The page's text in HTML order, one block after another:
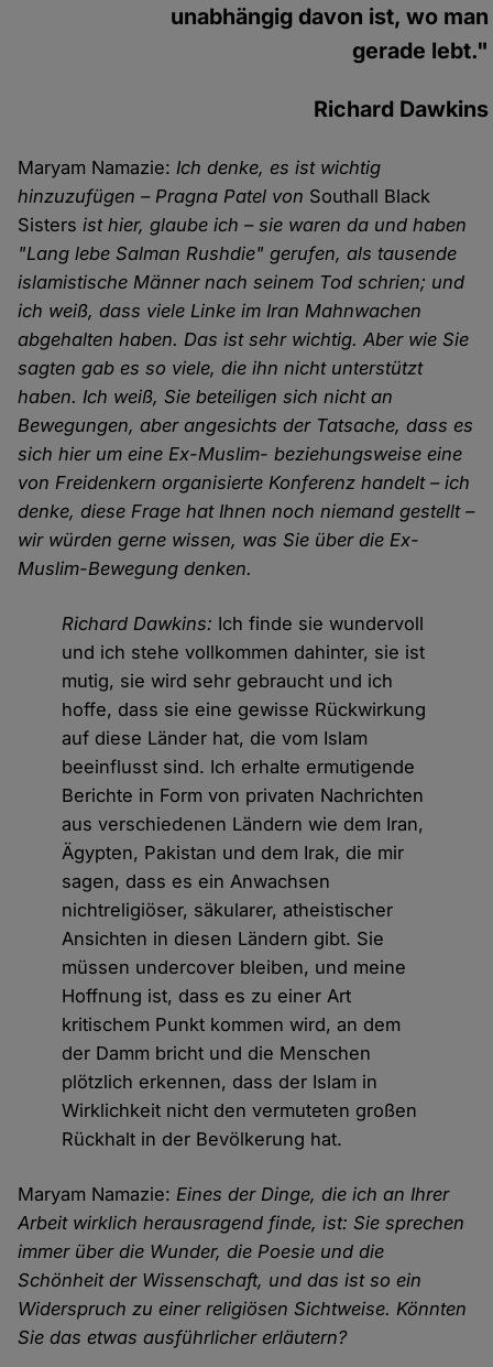
unabhängig davon ist, wo man
gerade lebt."
Richard Dawkins
Maryam Namazie:Ich denke, es ist wichtig
hinzuzufügen – Pragna Patel von Southall Black
Sisters ist hier, glaube ich – sie waren da und haben
"Lang lebe Salman Rushdie" gerufen, als tausende
islamistische Männer nach seinem Tod schrien; und
ich weiß, dass viele Linke im Iran Mahnwachen
abgehalten haben. Das ist sehr wichtig. Aber wie Sie
sagten gab es so viele, die ihn nicht unterstützt
haben. Ich weiß, Sie beteiligen sich nicht an
Bewegungen, aber angesichts der Tatsache, dass es
sich hier um eine Ex-Muslim- beziehungsweise eine
von Freidenkern organisierte Konferenz handelt – ich
denke, diese Frage hat Ihnen noch niemand gestellt –
wir würden gerne wissen, was Sie über die Ex-
Muslim-Bewegung denken.
Richard Dawkins: Ich finde sie wundervoll
und ich stehe vollkommen dahinter, sie ist
mutig, sie wird sehr gebraucht und ich
hoffe, dass sie eine gewisse Rückwirkung
auf diese Länder hat, die vom Islam
beeinflusst sind. Ich erhalte ermutigende
Berichte in Form von privaten Nachrichten
aus verschiedenen Ländern wie dem Iran,
Ägypten, Pakistan und dem Irak, die mir
sagen, dass es ein Anwachsen
nichtreligiöser, säkularer, atheistischer
Ansichten in diesen Ländern gibt. Sie
müssen undercover bleiben, und meine
Hoffnung ist, dass es zu einer Art
kritischem Punkt kommen wird, an dem
der Damm bricht und die Menschen
plötzlich erkennen, dass der Islam in
Wirklichkeit nicht den vermuteten großen
Rückhalt in der Bevölkerung hat.
Maryam Namazie:Eines der Dinge, die ich an Ihrer
Arbeit wirklich herausragend finde, ist: Sie sprechen
immer über die Wunder, die Poesie und die
Schönheit der Wissenschaft, und das ist so ein
Widerspruch zu einer religiösen Sichtweise. Könnten
Sie das etwas ausführlicher erläutern?